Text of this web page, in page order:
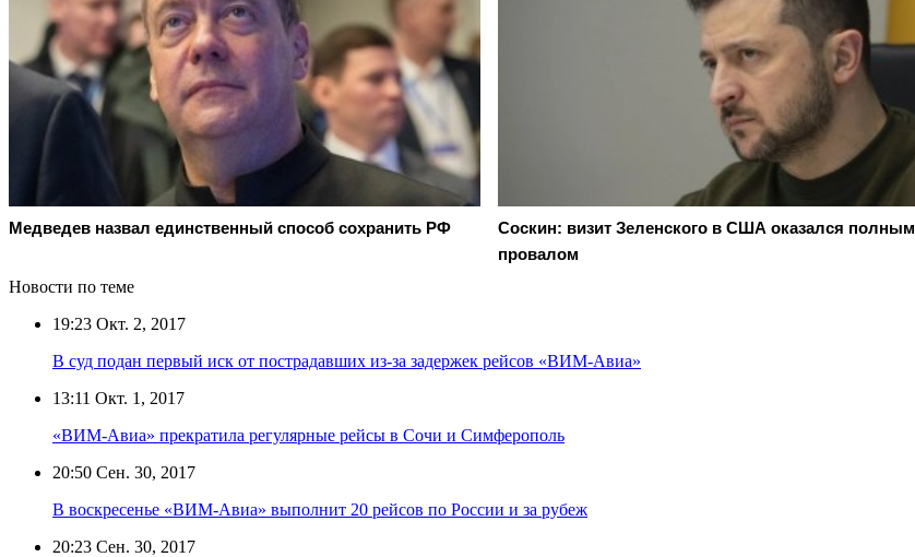
Медведев назвал единственный способ сохранить РФ
Соскин: визит Зеленского в США оказался полным
провалом
Новости по теме
19:23 Окт. 2, 2017
В суд подан первый иск от пострадавших из-за задержек рейсов «ВИМ-Авиа»
13:11 Окт. 1, 2017
«ВИМ-Авиа» прекратила регулярные рейсы в Сочи и Симферополь
20:50 Сен. 30, 2017
В воскресенье «ВИМ-Авиа» выполнит 20 рейсов по России и за рубеж
20:23 Сен. 30, 2017